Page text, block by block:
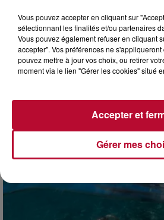
4 août 2026
Vous pouvez accepter en cliquant sur
sélectionnant les finalités et/ou partenaires
Vous pouvez également refuser en cliquant
accepter". Vos préférences ne
pouvez mettre à jour vos choix, ou retirer
moment via le lien "Gérer les cookies" situé
Gérer mes
Accepter et